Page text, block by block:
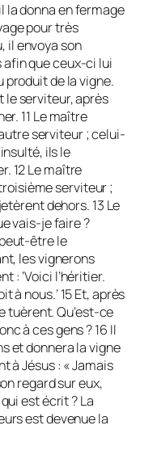
la donna en fermage
pour très
il envoya son
que ceux-ci lui
de la vigne.
le serviteur, après
11 Le maître
serviteur ; celui-
ils le
12 Le maître
serviteur ;
dehors. 13 Le
vais-je faire ?
être le
les vignerons
: ‘Voici l’héritier.
à nous.’ 15 Et, après
tuèrent. Qu’est-ce
à ces gens ? 16 Il
et donnera la vigne
à Jésus : « Jamais
regard sur eux,
est écrit ? La
est devenue la